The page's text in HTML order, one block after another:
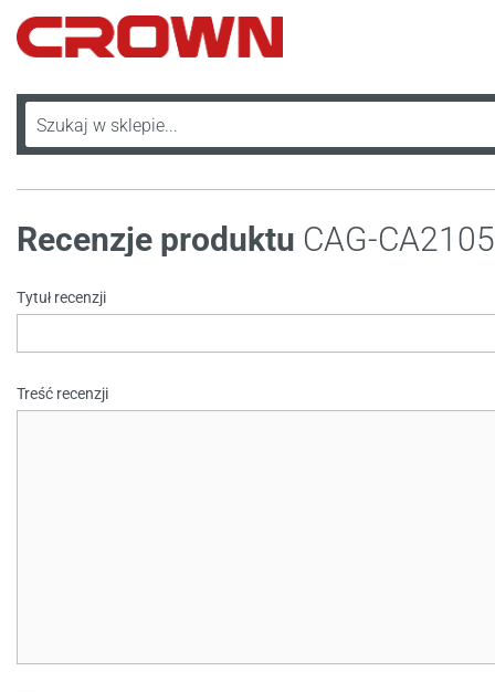
Recenzje produktu CAG-
Tytuł recenzji
Treść recenzji